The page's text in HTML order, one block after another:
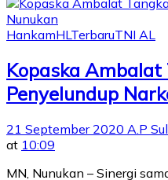
HankamHL TerbaruTNI AL
Kopaska Ambalat
Penyelundup
21 September 2020 A.P
at 10:09
MN, Nunukan – Sinergi